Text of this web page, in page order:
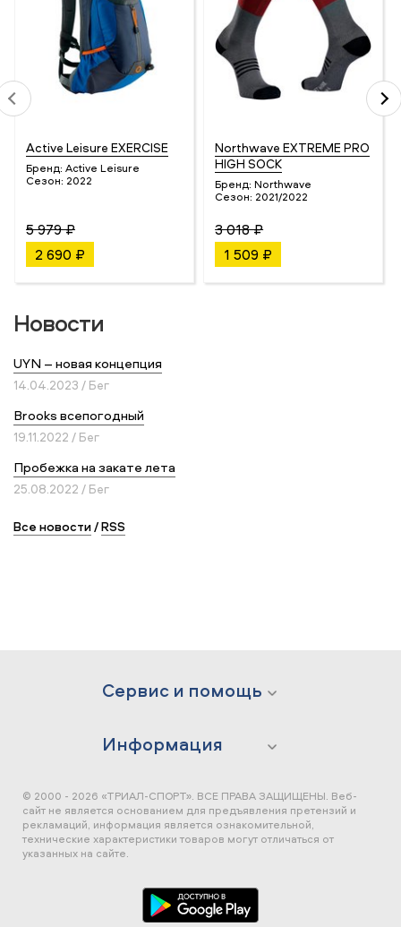
Active Leisure EXERCISE
Бренд: Active Leisure
Сезон: 2022
5 979 ₽
2 690 ₽
Northwave EXTREME PRO
HIGH SOCK
Бренд: Northwave
Сезон: 2021/2022
3 018 ₽
1 509 ₽
Новости
UYN – новая концепция
14.04.2023 / Бег
Brooks всепогодный
19.11.2022 / Бег
Пробежка на закате лета
25.08.2022 / Бег
Все новости/RSS
Сервис и помощь
Информация
© 2000 - 2026 «ТРИАЛ-СПОРТ». ВСЕ ПРАВА ЗАЩИЩЕНЫ. Веб-
сайт не является основанием для предъявления претензий и
рекламаций, информация является ознакомительной,
технические характеристики товаров могут отличаться от
указанных на сайте.